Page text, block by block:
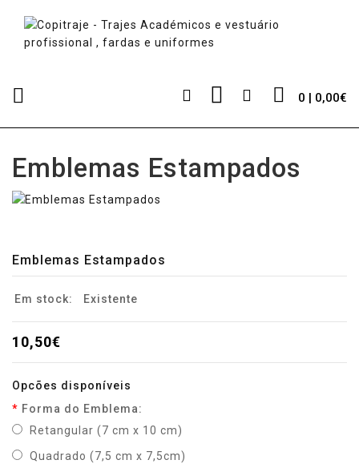
0 | 0,00€
Emblemas Estampados
Emblemas Estampados
Em stock: Existente
10,50€
Opcões disponíveis
Forma do Emblema:
Retangular (7 cm x 10 cm)
Quadrado (7,5 cm x 7,5cm)